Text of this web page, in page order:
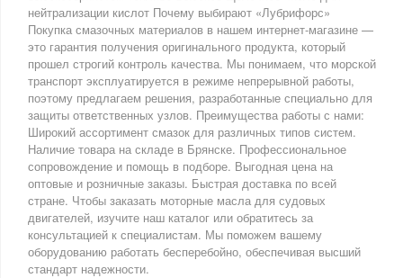
нейтрализации кислот Почему выбирают «Лубрифорс»
Покупка смазочных материалов в нашем интернет-магазине —
это гарантия получения оригинального продукта, который
прошел строгий контроль качества. Мы понимаем, что морской
транспорт эксплуатируется в режиме непрерывной работы,
поэтому предлагаем решения, разработанные специально для
защиты ответственных узлов. Преимущества работы с нами:
Широкий ассортимент смазок для различных типов систем.
Наличие товара на складе в Брянске. Профессиональное
сопровождение и помощь в подборе. Выгодная цена на
оптовые и розничные заказы. Быстрая доставка по всей
стране. Чтобы заказать моторные масла для судовых
двигателей, изучите наш каталог или обратитесь за
консультацией к специалистам. Мы поможем вашему
оборудованию работать бесперебойно, обеспечивая высший
стандарт надежности.